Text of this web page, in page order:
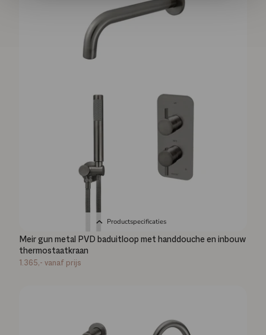
Productspecificaties
Meir gun metal PVD baduitloop met handdouche en inbouw
thermostaatkraan
1.365,- vanaf prijs